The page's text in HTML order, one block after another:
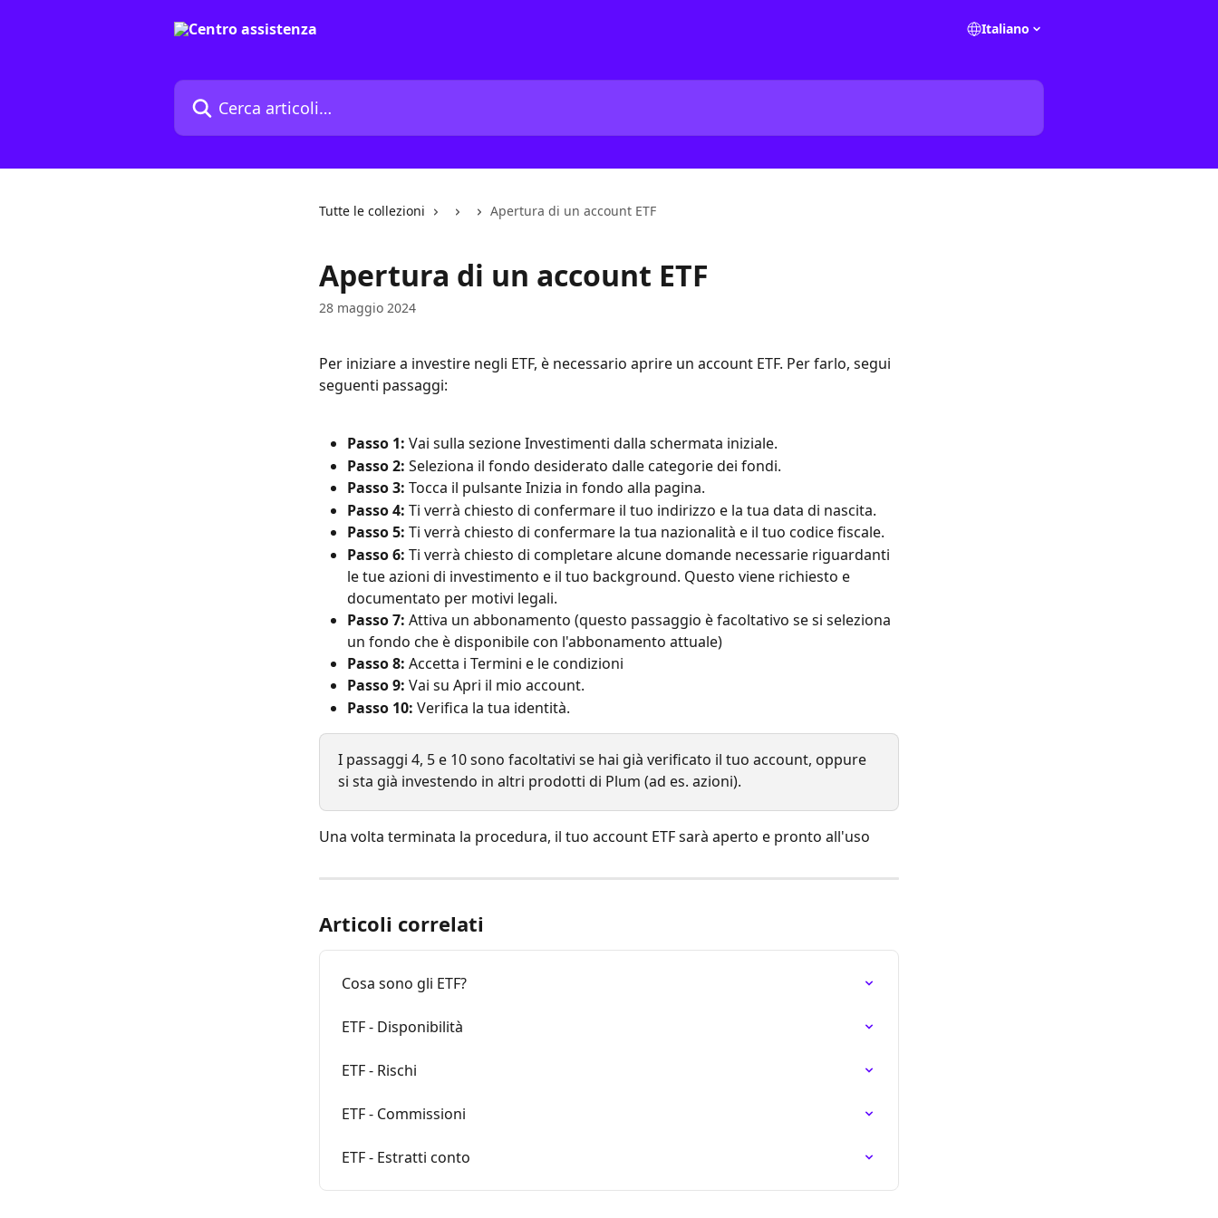
Italiano
Cerca articoli…
Tutte le collezioni Apertura di un account ETF
Apertura di un account ETF
28 maggio 2024
Per iniziare a investire negli ETF, è necessario aprire un account ETF. Per farlo, segui
seguenti passaggi:
Passo 1: Vai sulla sezione Investimenti dalla schermata iniziale.
Passo 2: Seleziona il fondo desiderato dalle categorie dei fondi.
Passo 3: Tocca il pulsante Inizia in fondo alla pagina.
Passo 4: Ti verrà chiesto di confermare il tuo indirizzo e la tua data di nascita.
Passo 5: Ti verrà chiesto di confermare la tua nazionalità e il tuo codice fiscale.
Passo 6: Ti verrà chiesto di completare alcune domande necessarie riguardanti
le tue azioni di investimento e il tuo background. Questo viene richiesto e
documentato per motivi legali.
Passo 7: Attiva un abbonamento (questo passaggio è facoltativo se si seleziona
un fondo che è disponibile con l'abbonamento attuale)
Passo 8: Accetta i Termini e le condizioni
Passo 9: Vai su Apri il mio account.
Passo 10: Verifica la tua identità.
I passaggi 4, 5 e 10 sono facoltativi se hai già verificato il tuo account, oppure
si sta già investendo in altri prodotti di Plum (ad es. azioni).
Una volta terminata la procedura, il tuo account ETF sarà aperto e pronto all'uso
Articoli correlati
Cosa sono gli ETF?
ETF - Disponibilità
ETF - Rischi
ETF - Commissioni
ETF - Estratti conto